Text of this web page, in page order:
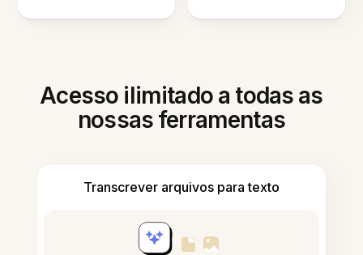
Acesso ilimitado a todas as
nossas ferramentas
Transcrever arquivos para texto